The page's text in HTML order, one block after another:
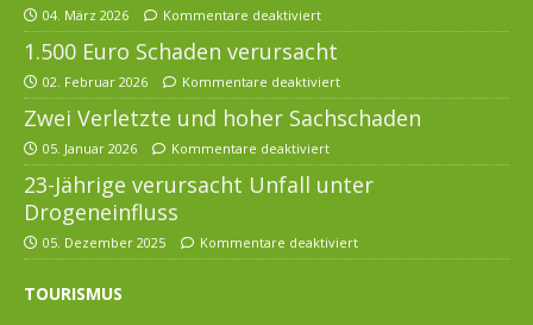
04. März 2026 Kommentare deaktiviert
1.500 Euro Schaden verursacht
02. Februar 2026 Kommentare deaktiviert
Zwei Verletzte und hoher Sachschaden
05. Januar 2026 Kommentare deaktiviert
23-Jährige verursacht Unfall unter
Drogeneinfluss
05. Dezember 2025 Kommentare deaktiviert
TOURISMUS